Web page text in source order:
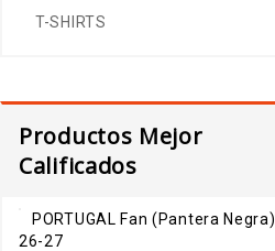
T-SHIRTS
Productos Mejor
Calificados
PORTUGAL Fan (Pantera Negra)
26-27